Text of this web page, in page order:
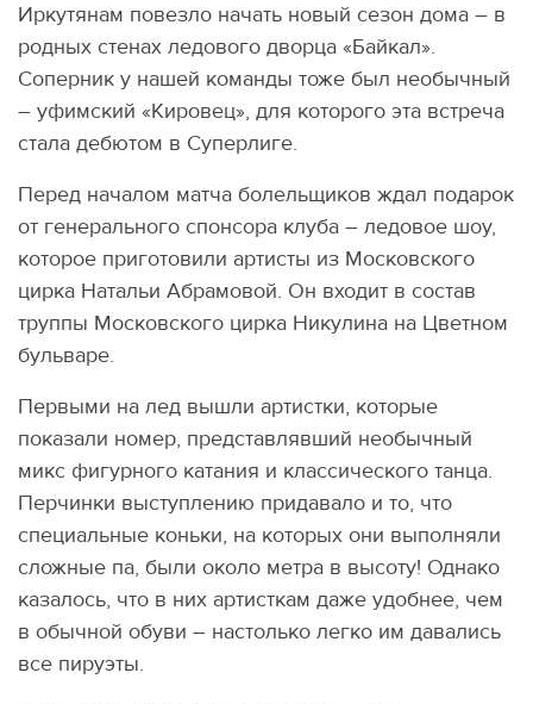
Иркутянам повезло начать новый сезон дома – в
родных стенах ледового дворца «Байкал».
Соперник у нашей команды тоже был необычный
– уфимский «Кировец», для которого эта встреча
стала дебютом в Суперлиге.
Перед началом матча болельщиков ждал подарок
от генерального спонсора клуба – ледовое шоу,
которое приготовили артисты из Московского
цирка Натальи Абрамовой. Он входит в состав
труппы Московского цирка Никулина на Цветном
бульваре.
Первыми на лед вышли артистки, которые
показали номер, представлявший необычный
микс фигурного катания и классического танца.
Перчинки выступлению придавало и то, что
специальные коньки, на которых они выполняли
сложные па, были около метра в высоту! Однако
казалось, что в них артисткам даже удобнее, чем
в обычной обуви – настолько легко им давались
все пируэты.